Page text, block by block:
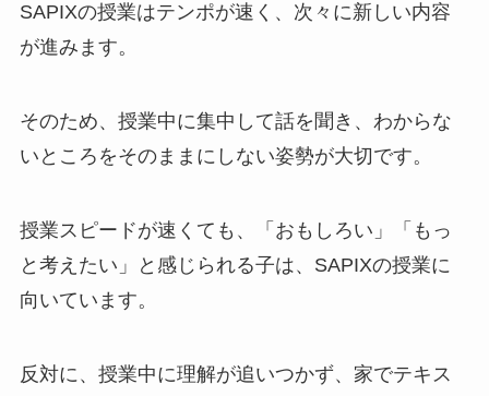
SAPIXの授業はテンポが速く、次々に新しい内容
が進みます。
そのため、授業中に集中して話を聞き、わからな
いところをそのままにしない姿勢が大切です。
授業スピードが速くても、「おもしろい」「もっ
と考えたい」と感じられる子は、SAPIXの授業に
向いています。
反対に、授業中に理解が追いつかず、家でテキス